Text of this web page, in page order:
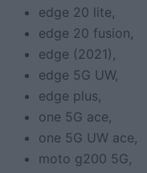
edge 20 lite,
edge 20 fusion,
edge (2021),
edge 5G UW,
edge plus,
one 5G ace,
one 5G UW ace,
moto g200 5G,